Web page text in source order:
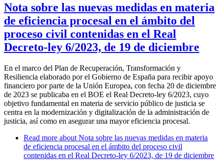
Nota sobre las nuevas medidas en materia
de eficiencia procesal en el ámbito del
proceso civil contenidas en el Real
Decreto-ley 6/2023, de 19 de diciembre
En el marco del Plan de Recuperación, Transformación y
Resiliencia elaborado por el Gobierno de España para recibir apoyo
financiero por parte de la Unión Europea, con fecha 20 de diciembre
de 2023 se publicaba en el BOE el Real Decreto-ley 6/2023, cuyo
objetivo fundamental en materia de servicio público de justicia se
centra en la modernización y digitalización de la administración de
justicia, así como en asegurar una mayor eficiencia procesal.
Read more about Nota sobre las nuevas medidas en materia
de eficiencia procesal en el ámbito del proceso civil
contenidas en el Real Decreto-ley 6/2023, de 19 de diciembre